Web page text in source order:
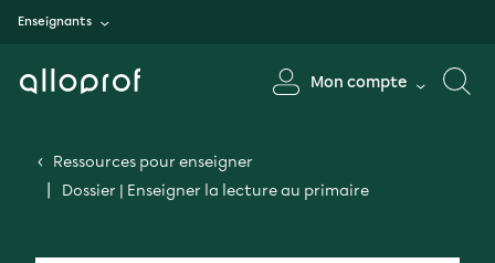
Enseignants
Mon compte
Ressources pour enseigner
Dossier | Enseigner la lecture au primaire